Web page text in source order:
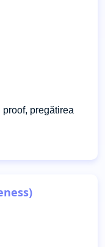
pregătirea